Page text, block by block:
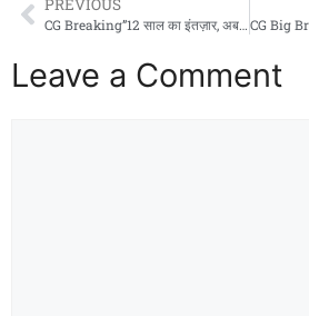
PREVIOUS
CG Breaking”12 साल का इंतज़ार, अब होगा न्याय: ‘प्राचार्य पदोन्नति संघर्ष मोर्चा’ की हुंकार से हिली शिक्षा व्यवस्था, 9 जून को हाईकोर्ट में होगा ऐतिहासिक फैसला!”
Leave a Comment